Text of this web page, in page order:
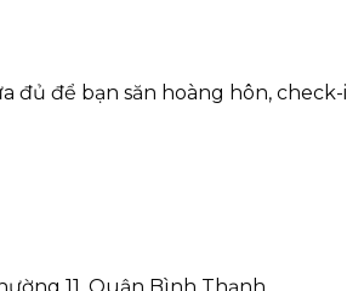
đủ để bạn săn hoàng hôn,